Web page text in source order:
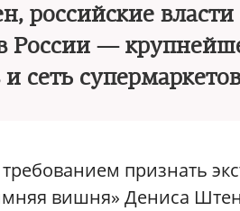
российские
России —
сеть супермаркетов
признать
вишня» Дениса